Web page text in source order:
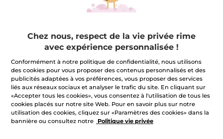
Ultra pigmentation 12H*
3.5
sur
étoiles.
les
avis
sur
Grand
L'Élixir
111.
Rouge
(404) AJOUTER UN AVIS
23,90 €
106. Pourpre
Quantité
Chez nous, respect de la vie privée rime
avec expérience personnalisée !
Conformément à notre politique de confidentialité, nous utilisons
des cookies pour vous proposer des contenus personnalisés et des
publicités adaptées à vos préférences, vous proposer des services
liés aux réseaux sociaux et analyser le trafic du site. En cliquant sur
«Accepter tous les cookies», vous consentez à l'utilisation de tous les
cookies placés sur notre site Web. Pour en savoir plus sur notre
utilisation des cookies, cliquez sur «Paramètres des cookies» dans la
bannière ou consultez notre
Politique vie privée